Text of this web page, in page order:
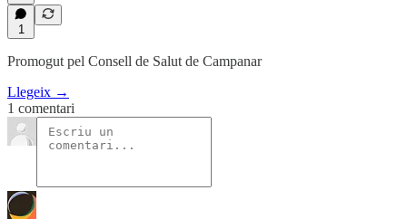
1
Promogut pel Consell de Salut de Campanar
Llegeix →
1 comentari